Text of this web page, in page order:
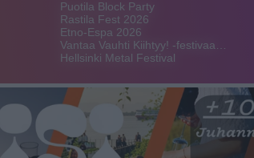
Puotila Block Party
Rastila Fest 2026
Etno-Espa 2026
Vantaa Vauhti Kiihtyy! -festivaa…
Hellsinki Metal Festival